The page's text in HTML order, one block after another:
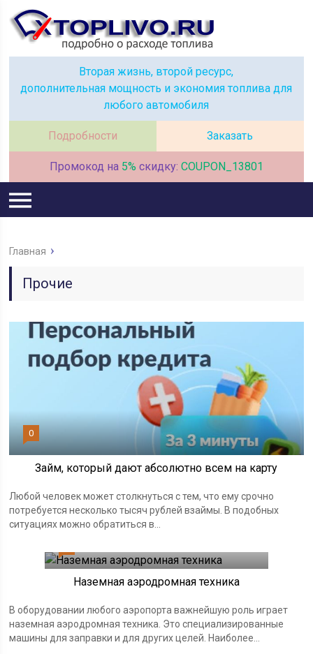
Вторая жизнь, второй ресурс,
дополнительная мощность и экономия топлива для
любого автомобиля
Подробности Заказать
Промокод на 5% скидку: COUPON_13801
Главная
Прочие
0
Займ, который дают абсолютно всем на карту
Любой человек может столкнуться с тем, что ему срочно
потребуется несколько тысяч рублей взаймы. В подобных
ситуациях можно обратиться в...
Наземная аэродромная техника
В оборудовании любого аэропорта важнейшую роль играет
наземная аэродромная техника. Это специализированные
машины для заправки и для других целей. Наиболее...